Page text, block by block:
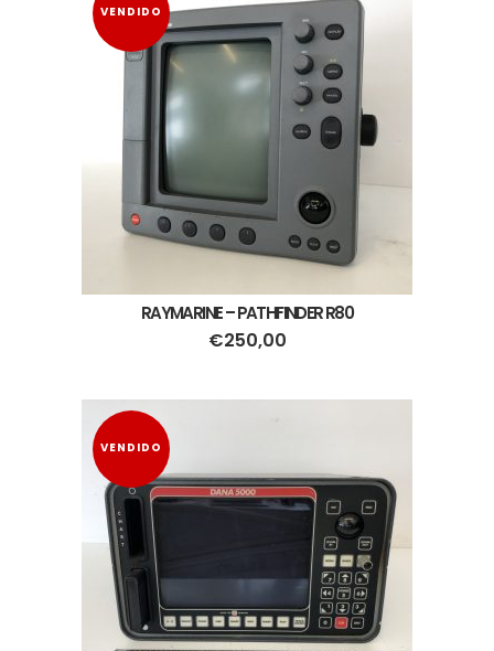
VENDIDO
RAYMARINE – PATHFINDER R80
€250,00
VENDIDO